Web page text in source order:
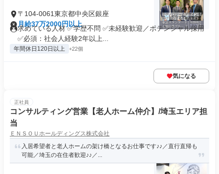
〒104-0061東京都中央区銀座
月給37万2000円以上
求めている人材 ✅学歴不問 ✅未経験歓迎／ポテンシャル採用
✅必須：社会人経験2年以上...
年間休日120日以上 +22個
気になる
正社員
コンサルティング営業【老人ホーム仲介】/埼玉エリア担
当
ＥＮＳＯＵホールディングス株式会社
入居希望者と老人ホームの架け橋となるお仕事です♪♪／直行直帰も
可能／埼玉の在住者歓迎♪♪／...